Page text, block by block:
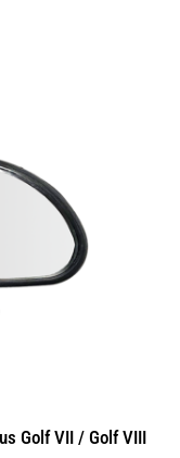
Golf VII / Golf VIII